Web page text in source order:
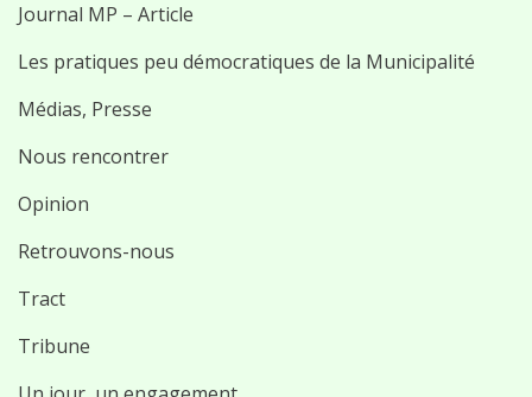
Journal MP – Article
Les pratiques peu démocratiques de la Municipalité
Médias, Presse
Nous rencontrer
Opinion
Retrouvons-nous
Tract
Tribune